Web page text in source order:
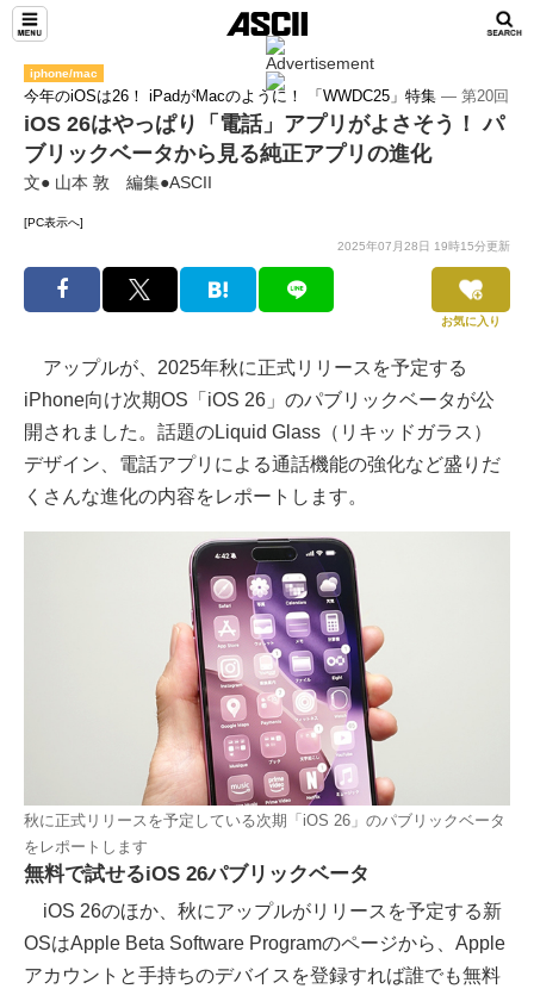
iphone/mac
今年のiOSは26！ iPadがMacのように！ 「WWDC25」特集 ― 第20回
iOS 26はやっぱり「電話」アプリがよさそう！ パ
ブリックベータから見る純正アプリの進化
文● 山本 敦 編集●ASCII
[PC表示へ]
2025年07月28日 19時15分更新
お気に入り
アップルが、2025年秋に正式リリースを予定する
iPhone向け次期OS「iOS 26」のパブリックベータが公
開されました。話題のLiquid Glass（リキッドガラス）
デザイン、電話アプリによる通話機能の強化など盛りだ
くさんな進化の内容をレポートします。
秋に正式リリースを予定している次期「iOS 26」のパブリックベータ
をレポートします
無料で試せるiOS 26パブリックベータ
iOS 26のほか、秋にアップルがリリースを予定する新
OSはApple Beta Software Programのページから、Apple
アカウントと手持ちのデバイスを登録すれば誰でも無料